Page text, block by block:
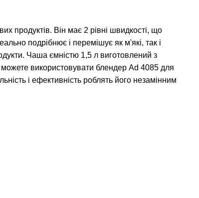
продуктів. Він має 2 рівні швидкості, що
подрібнює і перемішує як м'які, так і
Чаша ємністю 1,5 л виготовлений з
використовувати блендер Ad 4085 для
і ефективність роблять його незамінним